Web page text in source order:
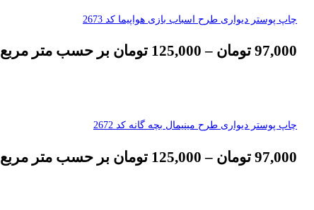
چاپ پوستر دیواری طرح اسباب بازی هواپیما کد 2673
97,000 تومان –
125,000 تومان بر حسب متر مربع
چاپ پوستر دیواری طرح مینیمال بچه گانه کد 2672
97,000 تومان –
125,000 تومان بر حسب متر مربع